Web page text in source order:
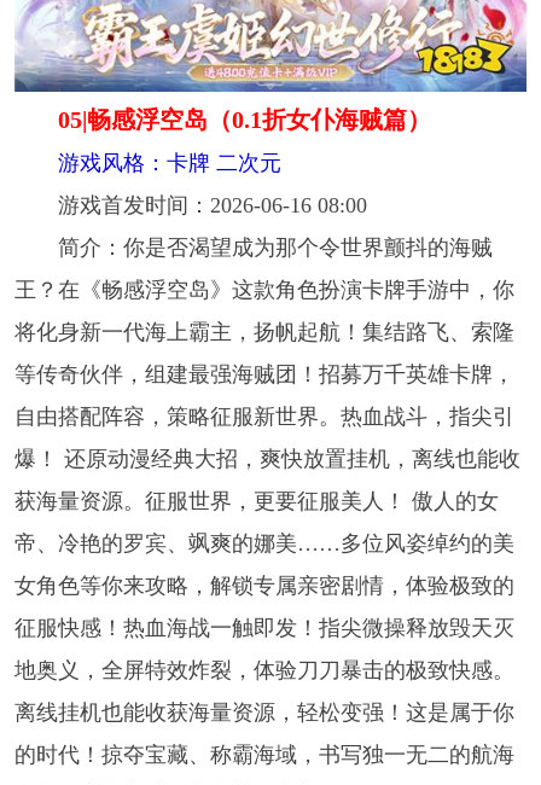
05|畅感浮空岛（0.1折女仆海贼篇）
游戏风格：卡牌 二次元
游戏首发时间：2026-06-16 08:00
简介：你是否渴望成为那个令世界颤抖的海贼
王？在《畅感浮空岛》这款角色扮演卡牌手游中，你
将化身新一代海上霸主，扬帆起航！集结路飞、索隆
等传奇伙伴，组建最强海贼团！招募万千英雄卡牌，
自由搭配阵容，策略征服新世界。热血战斗，指尖引
爆！​ 还原动漫经典大招，爽快放置挂机，离线也能收
获海量资源。征服世界，更要征服美人！​ 傲人的女
帝、冷艳的罗宾、飒爽的娜美……多位风姿绰约的美
女角色等你来攻略，解锁专属亲密剧情，体验极致的
征服快感！热血海战一触即发！指尖微操释放毁天灭
地奥义，全屏特效炸裂，体验刀刀暴击的极致快感。
离线挂机也能收获海量资源，轻松变强！这是属于你
的时代！掠夺宝藏、称霸海域，书写独一无二的航海